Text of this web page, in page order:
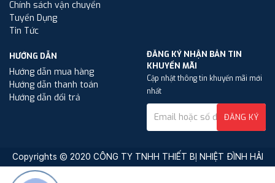
Chính sách vận chuyển
Tuyển Dụng
Tin Tức
HƯỚNG DẪN
Hướng dẫn mua hàng
Hướng dẫn thanh toán
Hướng dẫn đổi trả
ĐĂNG KÝ NHẬN BẢN TIN
KHUYẾN MÃI
Cập nhật thông tin khuyến mãi mới
nhất
ĐĂNG KÝ
Copyrights © 2020 CÔNG TY TNHH THIẾT BỊ NHIỆT ĐÌNH HẢI